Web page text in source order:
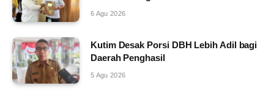
6 Agu 2026
Kutim Desak Porsi DBH Lebih Adil bagi
Daerah Penghasil
5 Agu 2026